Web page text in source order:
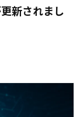
新されまし